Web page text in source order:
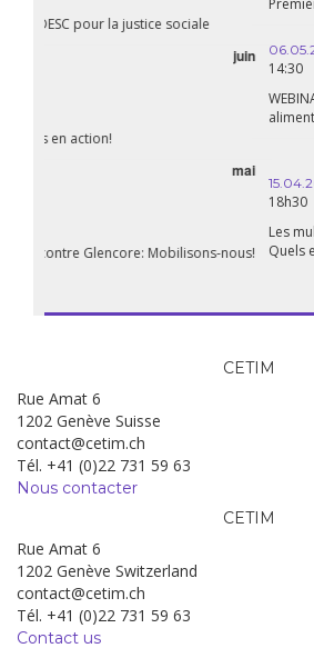
WEBINAIRE: Luttes rurales en action. Pour
Les multinationales au coeur d’un nouvel
Quels enjeux pour leur régulation ?
CETIM
Rue Amat 6
1202 Genève Suisse
contact@cetim.ch
Tél. +41 (0)22 731 59 63
Nous contacter
CETIM
Rue Amat 6
1202 Genève Switzerland
contact@cetim.ch
Tél. +41 (0)22 731 59 63
Contact us